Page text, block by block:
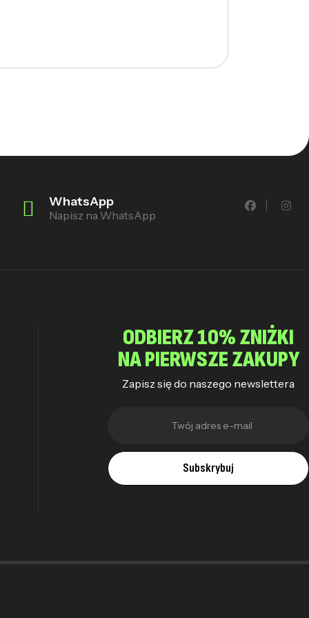
WhatsApp
Napisz na WhatsApp
ODBIERZ 10% ZNIŻKI
NA PIERWSZE ZAKUPY
Zapisz się do naszego newslettera
Subskrybuj